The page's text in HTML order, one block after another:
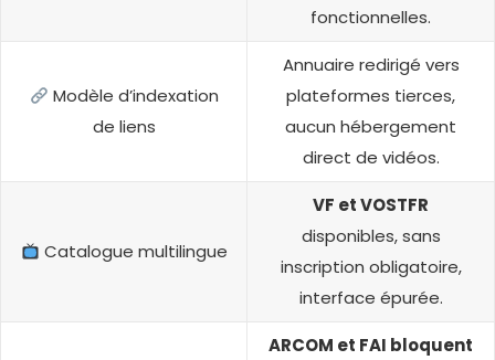
fonctionnelles.
Modèle d’indexation
de liens
Annuaire redirigé vers
plateformes tierces,
aucun hébergement
direct de vidéos.
Catalogue multilingue
VF et VOSTFR
disponibles, sans
inscription obligatoire,
interface épurée.
ARCOM et FAI bloquent